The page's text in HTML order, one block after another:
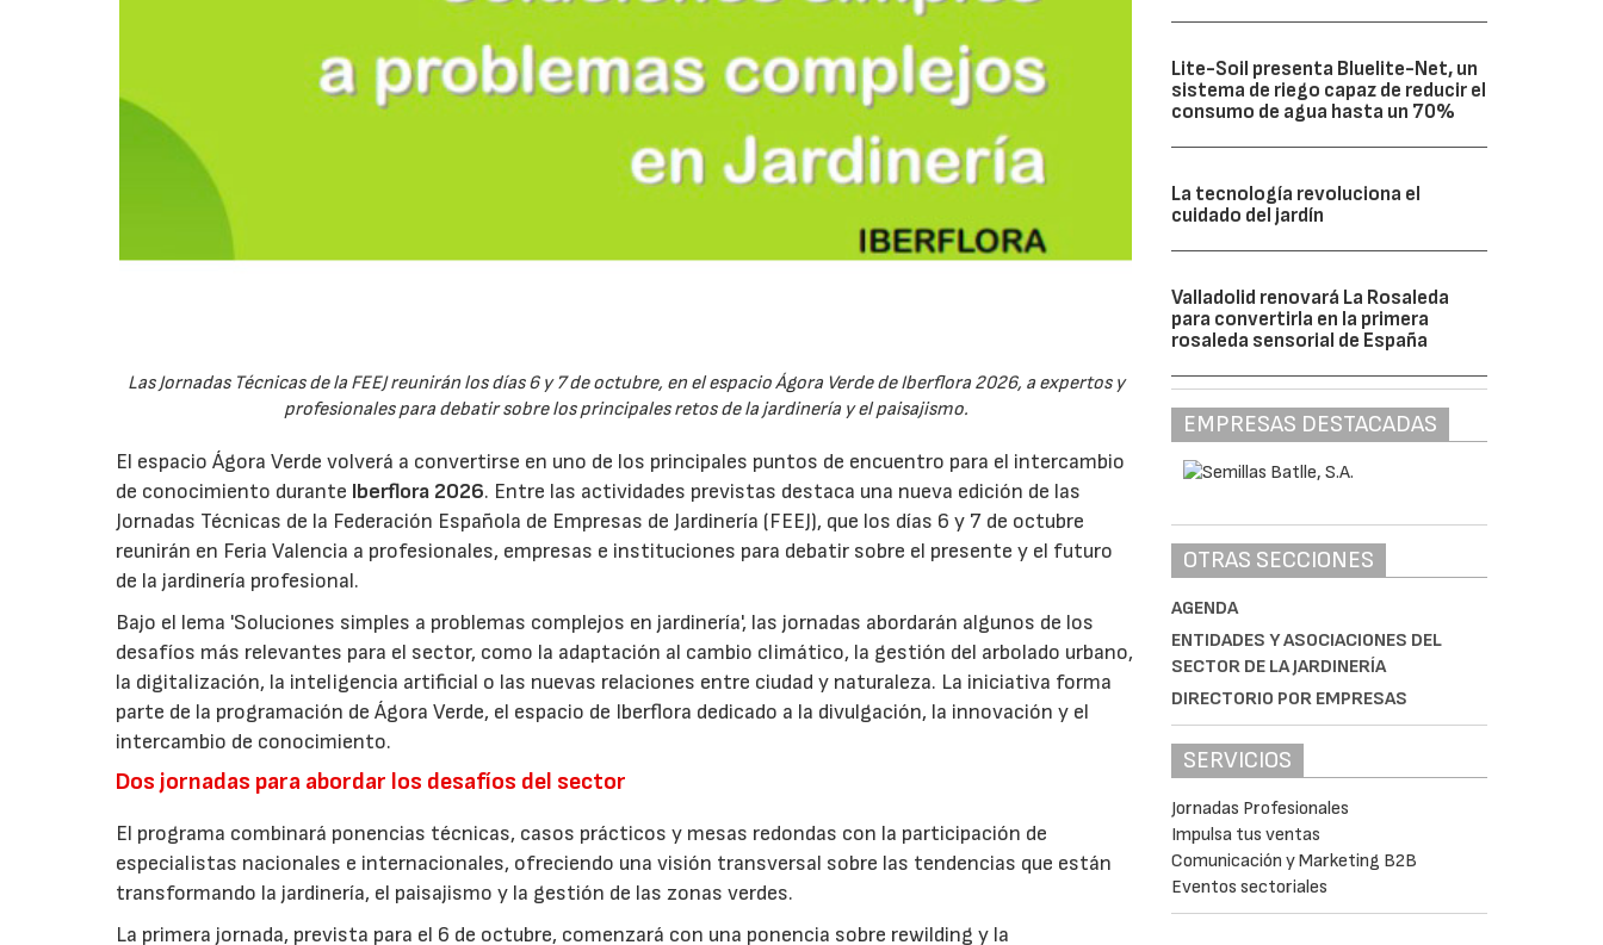
Las Jornadas Técnicas de la FEEJ reunirán los días 6 y 7 de octubre, en el espacio Ágora Verde de Iberflora 2026, a expertos y
profesionales para debatir sobre los principales retos de la jardinería y el paisajismo.
El espacio Ágora Verde volverá a convertirse en uno de los principales puntos de encuentro para el intercambio
de conocimiento durante Iberflora 2026. Entre las actividades previstas destaca una nueva edición de las
Jornadas Técnicas de la Federación Española de Empresas de Jardinería (FEEJ), que los días 6 y 7 de octubre
reunirán en Feria Valencia a profesionales, empresas e instituciones para debatir sobre el presente y el futuro
de la jardinería profesional.
Bajo el lema 'Soluciones simples a problemas complejos en jardinería', las jornadas abordarán algunos de los
desafíos más relevantes para el sector, como la adaptación al cambio climático, la gestión del arbolado urbano,
la digitalización, la inteligencia artificial o las nuevas relaciones entre ciudad y naturaleza. La iniciativa forma
parte de la programación de Ágora Verde, el espacio de Iberflora dedicado a la divulgación, la innovación y el
intercambio de conocimiento.
Dos jornadas para abordar los desafíos del sector
El programa combinará ponencias técnicas, casos prácticos y mesas redondas con la participación de
especialistas nacionales e internacionales, ofreciendo una visión transversal sobre las tendencias que están
transformando la jardinería, el paisajismo y la gestión de las zonas verdes.
La primera jornada, prevista para el 6 de octubre, comenzará con una ponencia sobre rewilding y la
Lite-Soil presenta Bluelite-Net, un
sistema de riego capaz de reducir el
consumo de agua hasta un 70%
La tecnología revoluciona el
cuidado del jardín
Valladolid renovará La Rosaleda
para convertirla en la primera
rosaleda sensorial de España
EMPRESAS DESTACADAS
OTRAS SECCIONES
AGENDA
ENTIDADES Y ASOCIACIONES DEL
SECTOR DE LA JARDINERÍA
DIRECTORIO POR EMPRESAS
SERVICIOS
Jornadas Profesionales
Impulsa tus ventas
Comunicación y Marketing B2B
Eventos sectoriales